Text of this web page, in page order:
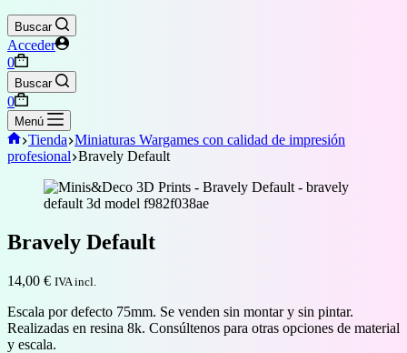
Buscar
Acceder
Carro
de
compra
0
Buscar
Carro
de
compra
0
Menú
Inicio
Tienda Miniaturas Wargames con calidad de impresión
profesional Bravely Default
Bravely Default
14,00 € IVA incl.
Escala por defecto 75mm. Se venden sin montar y sin pintar.
Realizadas en resina 8k. Consúltenos para otras opciones de material
y escala.